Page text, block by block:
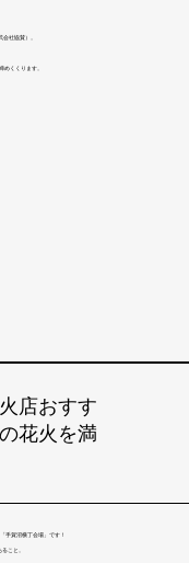
社協賛）。
くくります。
店おすす
花火を満
手賀沼横丁会場」です！
こと。